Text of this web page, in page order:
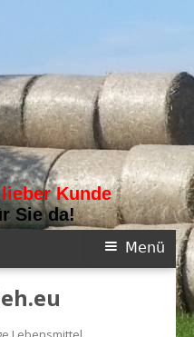
Kunde
Sie da!